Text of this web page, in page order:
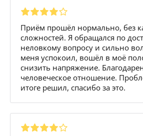
Приём прошёл нормально, без
сложностей. Я обращался по
неловкому вопросу и сильно
меня успокоил, вошёл в моё
снизить напряжение.
человеческое отношение.
итоге решил, спасибо за это.